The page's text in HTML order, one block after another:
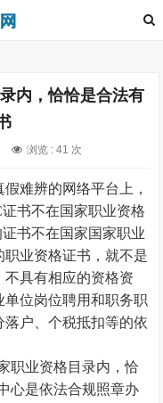
内，恰恰是合法有
浏览 : 41 次
难辨的网络平台上，
书不在国家职业资格
书不在国家国家职业
业资格证书，就不是
具有相应的资格资
位岗位聘用和职务职
户、个税抵扣等的依
职业资格目录内，恰
心是依法合规照章办